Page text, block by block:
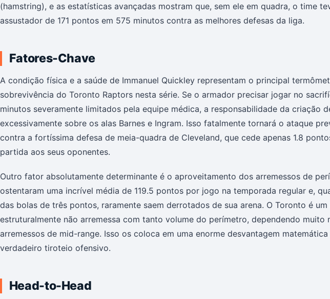
(hamstring), e as estatísticas avançadas mostram que, sem ele em quadra, o time
assustador de 171 pontos em 575 minutos contra as melhores defesas da liga.
Fatores-Chave
A condição física e a saúde de Immanuel Quickley representam o principal
sobrevivência do Toronto Raptors nesta série. Se o armador precisar jogar no
minutos severamente limitados pela equipe médica, a responsabilidade da criação
excessivamente sobre os alas Barnes e Ingram. Isso fatalmente tornará o ataque
contra a fortíssima defesa de meia-quadra de Cleveland, que cede apenas 1.8
partida aos seus oponentes.
Outro fator absolutamente determinante é o aproveitamento dos arremessos de
ostentaram uma incrível média de 119.5 pontos por jogo na temporada regular e,
das bolas de três pontos, raramente saem derrotados de sua arena. O Toronto é
estruturalmente não arremessa com tanto volume do perímetro, dependendo muito
arremessos de mid-range. Isso os coloca em uma enorme desvantagem
verdadeiro tiroteio ofensivo.
Head-to-Head